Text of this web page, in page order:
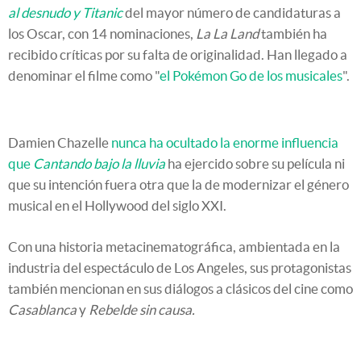
al desnudo y Titanicdel mayor número de candidaturas a
los Oscar, con 14 nominaciones, La La Landtambién ha
recibido críticas por su falta de originalidad. Han llegado a
denominar el filme como "el Pokémon Go de los musicales".
Damien Chazelle nunca ha ocultado la enorme influencia
que Cantando bajo la lluvia ha ejercido sobre su película ni
que su intención fuera otra que la de modernizar el género
musical en el Hollywood del siglo XXI.
Con una historia metacinematográfica, ambientada en la
industria del espectáculo de Los Angeles, sus protagonistas
también mencionan en sus diálogos a clásicos del cine como
Casablancay Rebelde sin causa.